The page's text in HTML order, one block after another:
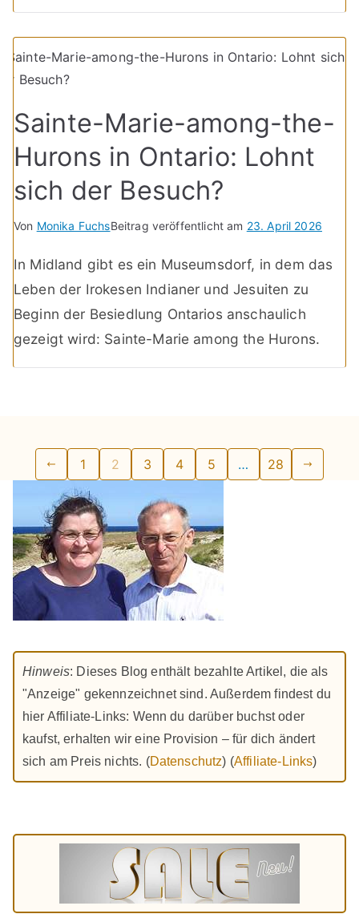
Sainte-Marie-among-the-
Hurons in Ontario: Lohnt
sich der Besuch?
Von Monika FuchsBeitrag veröffentlicht am 23. April 2026
In Midland gibt es ein Museumsdorf, in dem das
Leben der Irokesen Indianer und Jesuiten zu
Beginn der Besiedlung Ontarios anschaulich
gezeigt wird: Sainte-Marie among the Hurons.
Seitennummerierung
der
Beiträge
1 2 3 4 5 … 28
Hinweis: Dieses Blog enthält bezahlte Artikel, die als
"Anzeige" gekennzeichnet sind. Außerdem findest du
hier Affiliate-Links: Wenn du darüber buchst oder
kaufst, erhalten wir eine Provision – für dich ändert
sich am Preis nichts. (Datenschutz) (Affiliate-Links)